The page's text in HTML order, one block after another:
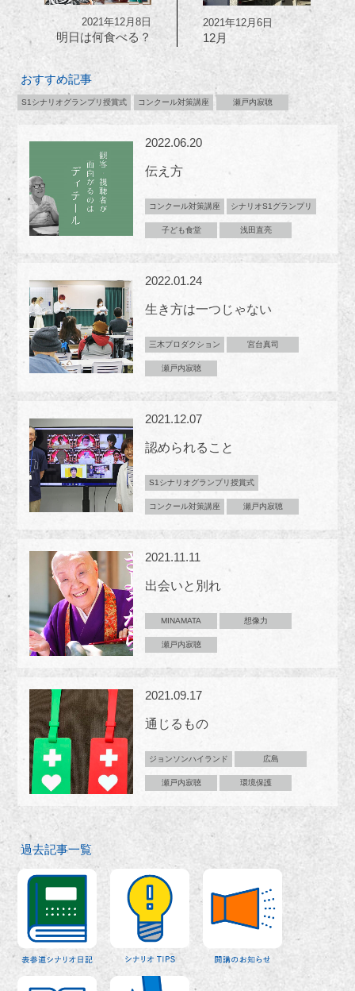
2021年12月8日
明日は何食べる？
2021年12月6日
12月
おすすめ記事
S1シナリオグランプリ授賞式 コンクール対策講座 瀬戸内寂聴
2022.06.20
伝え方
コンクール対策講座 シナリオS1グランプリ
子ども食堂 浅田直亮
2022.01.24
生き方は一つじゃない
三木プロダクション 宮台真司
瀬戸内寂聴
2021.12.07
認められること
S1シナリオグランプリ授賞式
コンクール対策講座 瀬戸内寂聴
2021.11.11
出会いと別れ
MINAMATA 想像力
瀬戸内寂聴
2021.09.17
通じるもの
ジョンソンハイランド 広島
瀬戸内寂聴 環境保護
過去記事一覧